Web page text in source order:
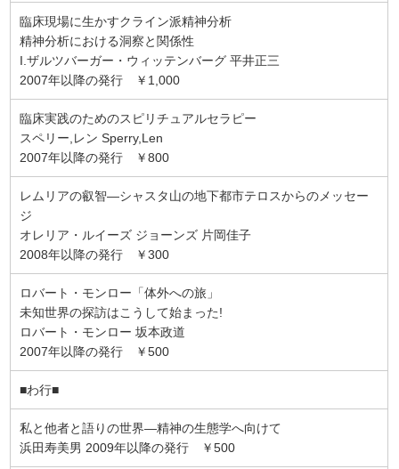
臨床現場に生かすクライン派精神分析
精神分析における洞察と関係性
I.ザルツバーガー・ウィッテンバーグ 平井正三
2007年以降の発行 ￥1,000
臨床実践のためのスピリチュアルセラピー
スペリー,レン Sperry,Len
2007年以降の発行 ￥800
レムリアの叡智―シャスタ山の地下都市テロスからのメッセー
ジ
オレリア・ルイーズ ジョーンズ 片岡佳子
2008年以降の発行 ￥300
ロバート・モンロー「体外への旅」
未知世界の探訪はこうして始まった!
ロバート・モンロー 坂本政道
2007年以降の発行 ￥500
■わ行■
私と他者と語りの世界―精神の生態学へ向けて
浜田寿美男 2009年以降の発行 ￥500